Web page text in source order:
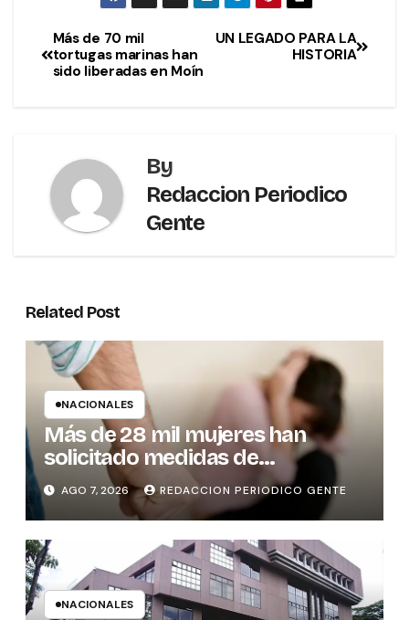
UN LEGADO PARA LA
HISTORIA
Más de 70 mil
tortugas marinas han
sido liberadas en Moín
By
Redaccion Periodico
Gente
Related Post
NACIONALES
Más de 28 mil mujeres han
solicitado medidas de
protección
AGO 7, 2026 REDACCION PERIODICO GENTE
NACIONALES